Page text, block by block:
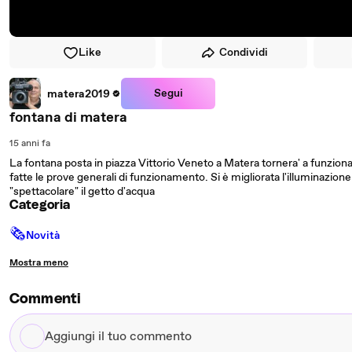
Like Condividi
matera2019 Segui
fontana di matera
15 anni fa
La fontana posta in piazza Vittorio Veneto a Matera tornera' a
fatte le prove generali di funzionamento. Si è migliorata
"spettacolare" il getto d'acqua
Categoria
🗞Novità
Mostra meno
Commenti
Aggiungi